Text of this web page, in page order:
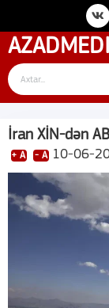
AZAD
İran XİN-dən
+ A - A 10-06-